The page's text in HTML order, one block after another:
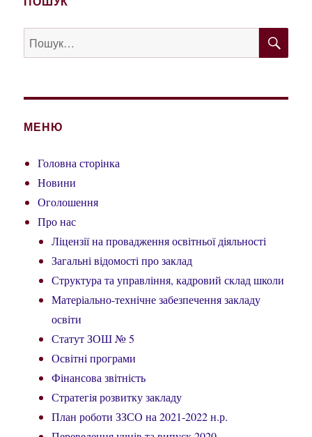
Пошук
за
МЕНЮ
Головна сторінка
Новини
Оголошення
Про нас
Ліцензії на провадження освітньої діяльності
Загальні відомості про заклад
Структура та управління, кадровий склад школи
Матеріально-технічне забезпечення закладу
освіти
Статут ЗОШ № 5
Освітні програми
Фінансова звітність
Стратегія розвитку закладу
План роботи ЗЗСО на 2021-2022 н.р.